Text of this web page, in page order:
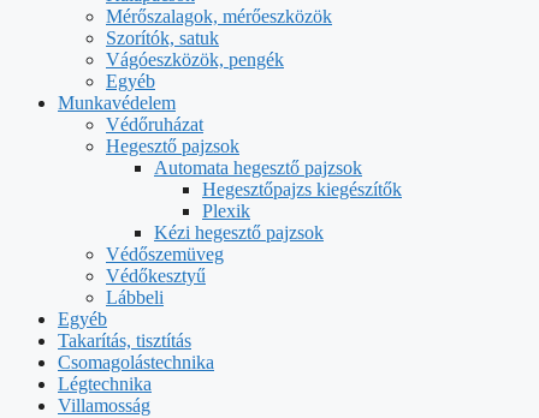
Mérőszalagok, mérőeszközök
Szorítók, satuk
Vágóeszközök, pengék
Egyéb
Munkavédelem
Védőruházat
Hegesztő pajzsok
Automata hegesztő pajzsok
Hegesztőpajzs kiegészítők
Plexik
Kézi hegesztő pajzsok
Védőszemüveg
Védőkesztyű
Lábbeli
Egyéb
Takarítás, tisztítás
Csomagolástechnika
Légtechnika
Villamosság